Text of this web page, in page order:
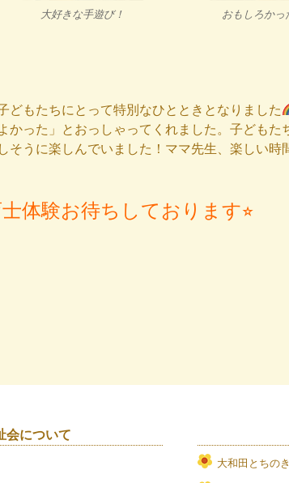
大好きな手遊び！ おもしろかっ
どもたちにとって特別なひとときとなりました
かった」とおっしゃってくれました。子どもた
そうに楽しんでいました！ ママ先生、楽しい時
士体験お待ちしております⭐︎
会について
大和田とちの